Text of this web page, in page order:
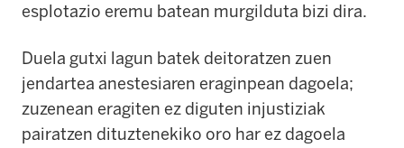
esplotazio eremu batean murgilduta bizi dira.
Duela gutxi lagun batek deitoratzen zuen
jendartea anestesiaren eraginpean dagoela;
zuzenean eragiten ez diguten injustiziak
pairatzen dituztenekiko oro har ez dagoela